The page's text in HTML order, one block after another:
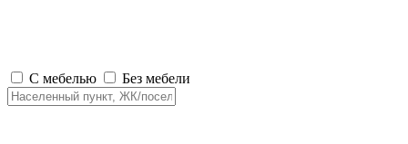
С мебелью Без мебели